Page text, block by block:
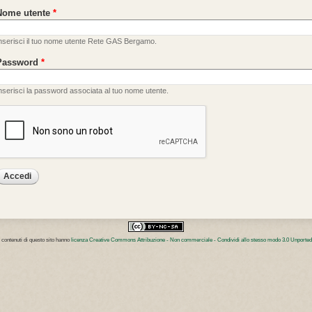
utente *
il tuo nome utente Rete GAS Bergamo.
*
la password associata al tuo nome utente.
contenuti di questo sito hanno licenza Creative Commons Attribuzione - Non commerciale - Condividi allo stesso modo 3.0 Unported